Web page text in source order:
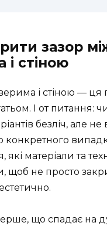
зазор
і стіною
і стіною — ця
І от питання:
безліч, але не
конкретного
які матеріали та
щоб не просто
що спадає на